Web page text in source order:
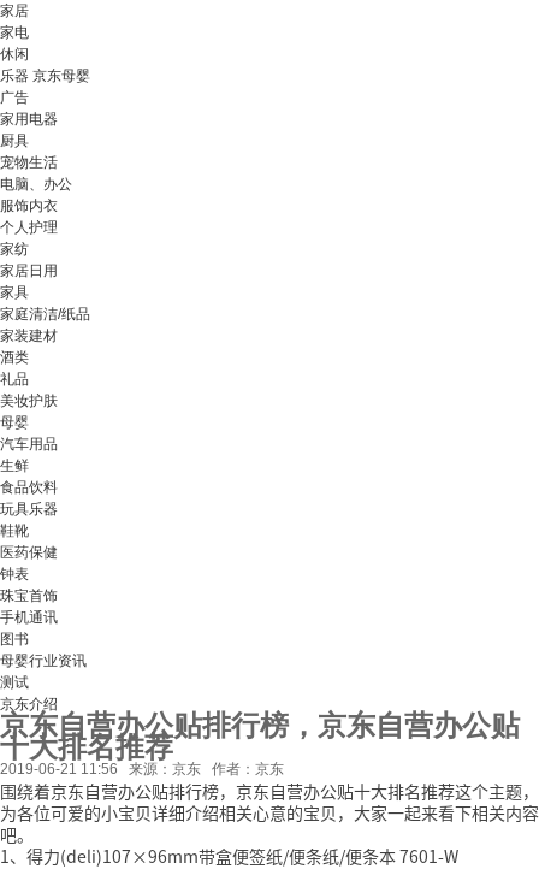
家居
家电
休闲
乐器 京东母婴
广告
家用电器
厨具
宠物生活
电脑、办公
服饰内衣
个人护理
家纺
家居日用
家具
家庭清洁/纸品
家装建材
酒类
礼品
美妆护肤
母婴
汽车用品
生鲜
食品饮料
玩具乐器
鞋靴
医药保健
钟表
珠宝首饰
手机通讯
图书
母婴行业资讯
测试
京东介绍
京东自营办公贴排行榜，京东自营办公贴
十大排名推荐
2019-06-21 11:56 来源：京东 作者：京东
围绕着京东自营办公贴排行榜，京东自营办公贴十大排名推荐这个主题，
为各位可爱的小宝贝详细介绍相关心意的宝贝，大家一起来看下相关内容
吧。
1、得力(deli)107×96mm带盒便签纸/便条纸/便条本 7601-W